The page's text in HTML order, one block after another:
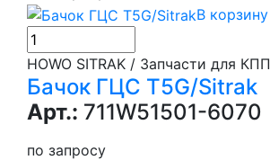
В корзину
HOWO SITRAK / Запчасти для КПП
Бачок ГЦС T5G/Sitrak
Арт.: 711W51501-6070
по запросу